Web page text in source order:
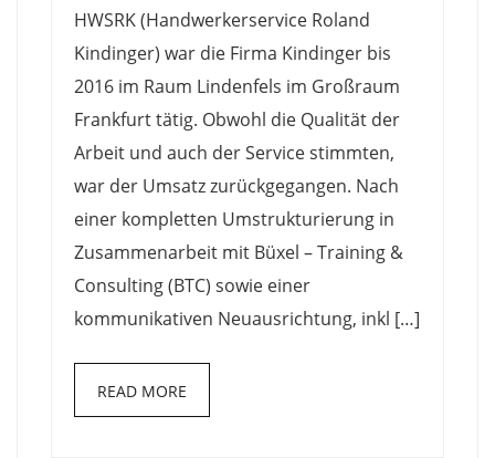
HWSRK (Handwerkerservice Roland
Kindinger) war die Firma Kindinger bis
2016 im Raum Lindenfels im Großraum
Frankfurt tätig. Obwohl die Qualität der
Arbeit und auch der Service stimmten,
war der Umsatz zurückgegangen. Nach
einer kompletten Umstrukturierung in
Zusammenarbeit mit Büxel – Training &
Consulting (BTC) sowie einer
kommunikativen Neuausrichtung, inkl […]
READ MORE